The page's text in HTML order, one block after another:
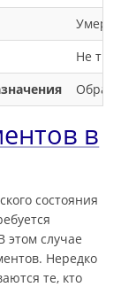
Не
в
состояния
этом случае
Нередко
те, кто